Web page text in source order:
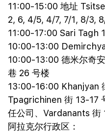
11:00-15:00 地址
2, 6, 4/5, 4/7, 7/1, 8/3,
11:00-17:00 Sari Tagh
10:00-13:00
10:00-13:00 德米尔奇
巷 26 号楼
13:00-16:00 Khanjyan
Tpagrichinen 街 13-17
任公司、Vardanants 街
阿拉克尔行政区：